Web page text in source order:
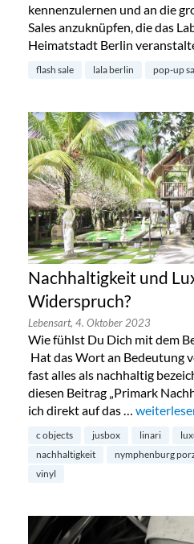
kennenzulernen und an die
Sales anzuknüpfen, die das
Heimatstadt Berlin
flash sale lala berlin pop-up
Nachhaltigkeit und
Widerspruch?
Lebensart, 4. Oktober 2023
Wie fühlst Du Dich mit dem
Hat das Wort an Bedeutung
fast alles als nachhaltig
diesen Beitrag „Primark
ich direkt auf das …
c objects jusbox linari
nachhaltigkeit
nymphenburg
vinyl